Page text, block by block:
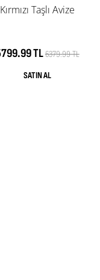
Kırmızı Taşlı Avize
TL6379.99 TL